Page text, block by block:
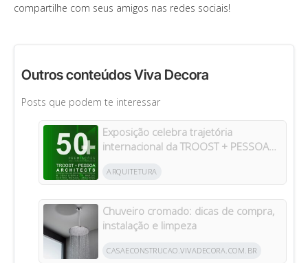
compartilhe com seus amigos nas redes sociais!
Outros conteúdos Viva Decora
Posts que podem te interessar
Exposição celebra trajetória
internacional da TROOST + PESSOA
ARQUITETURA
Chuveiro cromado: dicas de compra,
instalação e limpeza
CASAECONSTRUCAO.VIVADECORA.COM.BR